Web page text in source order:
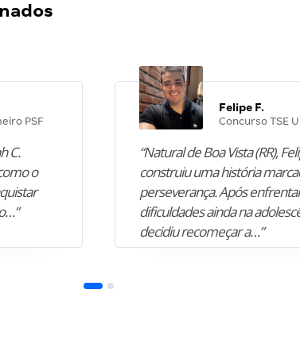
PSF
C.
o
Felipe F.
Concurso TSE
“Natural de Boa Vista (RR),
construiu uma história
perseverança. Após
dificuldades ainda na
decidiu recomeçar a…”